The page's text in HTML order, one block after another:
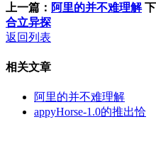
上一篇： 阿里的并不难理解
合立异探
返回列表
相关文章
阿里的并不难理解
appyHorse-1.0的推出恰